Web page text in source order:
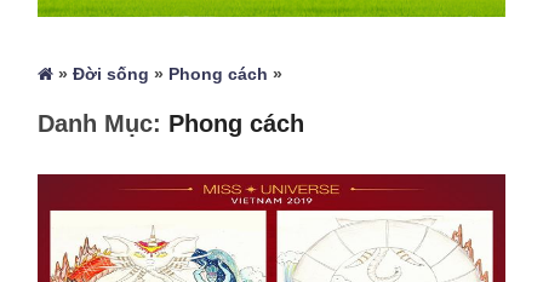
»Đời sống » Phong cách »
Danh Mục: Phong cách